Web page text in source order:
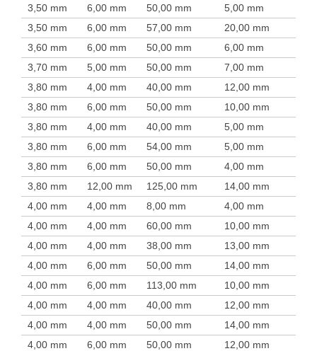
3,50 mm 6,00 mm 50,00 mm 5,00 mm
3,50 mm
6,00 mm 57,00 mm 20,00 mm
3,60 mm
6,00 mm 50,00 mm 6,00 mm
3,70 mm
5,00 mm 50,00 mm 7,00 mm
3,80 mm
4,00 mm 40,00 mm 12,00 mm
3,80 mm
6,00 mm 50,00 mm 10,00 mm
3,80 mm
4,00 mm 40,00 mm 5,00 mm
3,80 mm
6,00 mm 54,00 mm 5,00 mm
3,80 mm
6,00 mm 50,00 mm 4,00 mm
3,80 mm
12,00 mm 125,00 mm 14,00 mm
4,00 mm
4,00 mm 8,00 mm 4,00 mm
4,00 mm
4,00 mm 60,00 mm 10,00 mm
4,00 mm
4,00 mm 38,00 mm 13,00 mm
4,00 mm
6,00 mm 50,00 mm 14,00 mm
4,00 mm
6,00 mm 113,00 mm 10,00 mm
4,00 mm
4,00 mm 40,00 mm 12,00 mm
4,00 mm
4,00 mm 50,00 mm 14,00 mm
4,00 mm
6,00 mm 50,00 mm 12,00 mm